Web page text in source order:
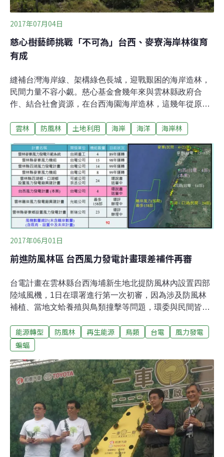
2017年07月04日
慈心樹藝師挑戰「不可為」台西、麥寮海岸林復育
有成
縫補台灣海岸線、架構綠色長城，迎戰艱困的海岸造林，
民間力量不容小覷。慈心基金會幾年來與雲林縣政府合
作、結合社會資源，在台西海園海岸造林，這幾年從原本
業，挑戰6縣市、30公頃海岸林。擁有國際樹藝師執照的
才能增加台灣迎戰氣候變遷的韌性。台西海園從無到有 兩
年半綠意乍現6月持續暴雨與烈日交錯的天氣，月底走訪
台西海岸體驗酷熱逼人。專家即指出，海岸林需克服五大
壓力：強風、鹽分、乾旱、貧脊、淹水，海園全都具備；
除此之外，地層下陷形成地平線低於海平面1公尺、海水
倒灌、土壤鹽化的現象。而海岸林營造成敗，更關係著能
否抵擋氣候衝擊。程禮怡是慈心基金會種樹專案總監，他
解釋，強風以及附帶的風沙、來自海洋的鹽霧、每年夏天
稱海岸林是綠色長城也不為過。「日治時代在台灣種植
雲林 防風林 土地利用 海岸 海洋 海岸林
2017年06月01日
前進防風林區 台西風力發電計畫環差補件再審
台電計畫在雲林縣台西海埔新生地北提防風林內設置四部
陸域風機，1日在環署進行第一次初審，因為涉及防風林
補植、當地文蛤養殖與鳥類撞擊等問題，環委與民間皆提
多項補件，此案還需再審。「台西風力發電計畫」案計畫
在台西海埔新生地北提防風林內，設置四部風機，受限當
容量。也將有地下纜線與電氣室等相關設備。由於位在保
安林，因此農委會林務局只同意設置四座。但台電表示，
台電已在雲林四湖設置14部，因為運轉狀況良好，所以繼
續在台西尋覓其他適當場址。未來若取得土地、又得到地
方居民的支持，台電後續還可能繼續設置。雖然台電強調
此案只是四座風機、只是點狀，但對生態也並非沒有衝
擊。可能遭到衝擊的動物，有海鷗與鷺、䴉等鳥類，因為
牠們的飛行高度常在風機扇片運轉高度內，是撞擊風險最
能源轉型 防風林 再生能源 鳥類 台電
風力發電
蝙蝠